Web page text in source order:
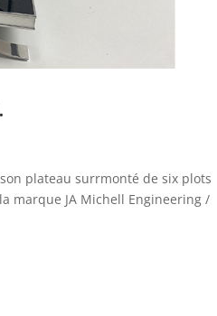
plateau surrmonté de six plots
marque JA Michell Engineering /